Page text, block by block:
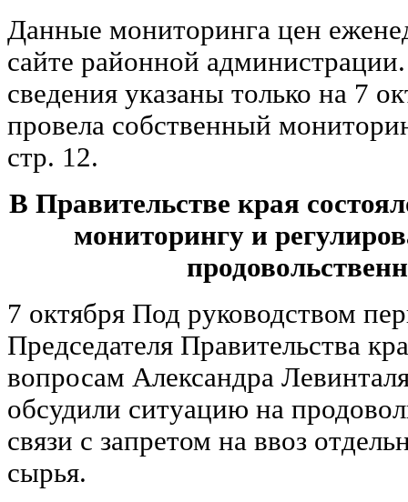
Данные мониторинга цен
сайте районной
сведения указаны только на 7
провела собственный
стр. 12.
В Правительстве края
мониторингу и
7 октября Под руководством
Председателя Правительства
вопросам Александра
обсудили ситуацию на
связи с запретом на ввоз
сырья.